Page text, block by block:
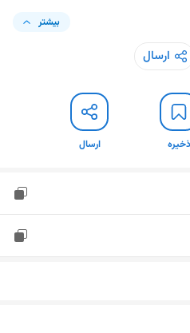
بیشتر
ارسال
ذخیره ارسال